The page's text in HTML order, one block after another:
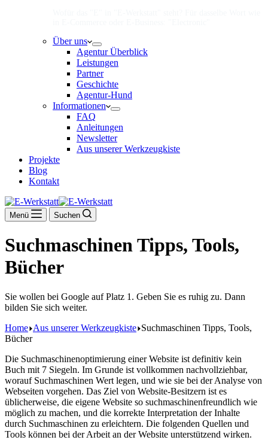
Über uns
Agentur Überblick
Leistungen
Partner
Geschichte
Agentur-Hund
Informationen
FAQ
Anleitungen
Newsletter
Aus unserer Werkzeugkiste
Projekte
Blog
Kontakt
Menü Suchen
Suchmaschinen Tipps, Tools,
Bücher
Sie wollen bei Google auf Platz 1. Geben Sie es ruhig zu. Dann
bilden Sie sich weiter.
Home Aus unserer Werkzeugkiste Suchmaschinen Tipps, Tools,
Bücher
Die Suchmaschinenoptimierung einer Website ist definitiv kein
Buch mit 7 Siegeln. Im Grunde ist vollkommen nachvollziehbar,
worauf Suchmaschinen Wert legen, und wie sie bei der Analyse von
Webseiten vorgehen. Das Ziel von Website-Besitzern ist es
üblicherweise, die eigene Website so suchmaschinenfreundlich wie
möglich zu machen, und die korrekte Interpretation der Inhalte
durch Suchmaschinen zu erleichtern. Die folgenden Quellen und
Tools können bei der Arbeit an der Website unterstützend wirken.